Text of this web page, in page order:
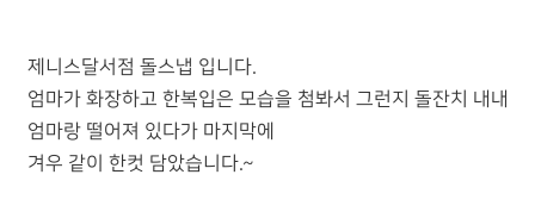
제니스달서점 돌스냅 입니다.
엄마가 화장하고 한복입은 모습을 첨봐서 그런지 돌잔치 내내
엄마랑 떨어져 있다가 마지막에
겨우 같이 한컷 담았습니다.~